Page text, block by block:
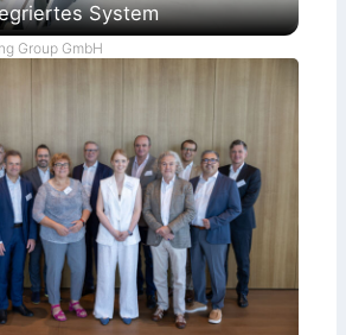
System
Group GmbH